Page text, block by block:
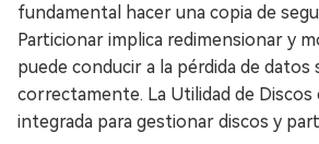
fundamental hacer una copia de
Particionar implica redimensionar y
puede conducir a la pérdida de datos
correctamente. La Utilidad de Discos
integrada para gestionar discos y